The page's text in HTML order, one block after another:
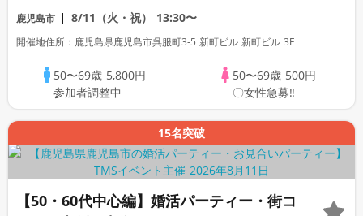
鹿児島市 8/11（火・祝） 13:30〜
開催地住所：鹿児島県鹿児島市呉服町3-5 新町ビル 新町ビル 3F
50〜69歳 5,800円
参加者調整中
50〜69歳 500円
〇女性急募‼
15名突破
【50・60代中心編】婚活パーティー・街コ